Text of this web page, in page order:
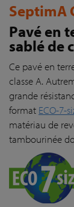
SeptimA
Pavé en
sablé de
Ce pavé en
classe A.
grande
format ECO-7-
matériau de
tambourinée